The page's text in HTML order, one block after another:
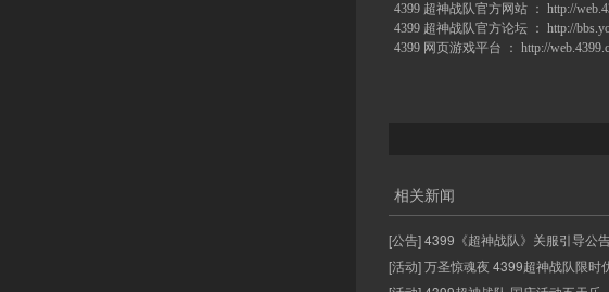
4399 超神战队官方网站 ： http://
4399 超神战队官方论坛 ： http://
4399 网页游戏平台 ： http://
相关新闻
[公告] 4399《超神战队》关服引导公
[活动] 万圣惊魂夜 4399超神战队限时